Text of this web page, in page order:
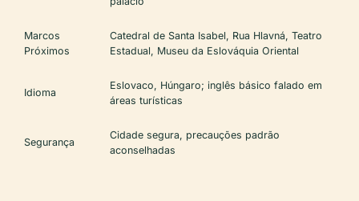
Marcos
Próximos
Catedral de Santa Isabel, Rua Hlavná, Teatro
Estadual, Museu da Eslováquia Oriental
Idioma
Eslovaco, Húngaro; inglês básico falado em
áreas turísticas
Segurança
Cidade segura, precauções padrão
aconselhadas